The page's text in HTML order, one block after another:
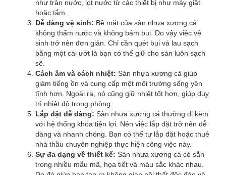
như tràn nước, lọt nước từ các thiết bị như máy giặt
hoặc tắm.
Dễ dàng vệ sinh: Bề mặt của sàn nhựa xương cá
không thấm nước và không bám bụi. Do vậy việc vệ
sinh trở nên đơn giản. Chỉ cần quét bụi và lau sạch
bằng một cái ướt là bạn có thể giữ cho sàn luôn sạch
sẽ.
Cách âm và cách nhiệt: Sàn nhựa xương cá giúp
giảm tiếng ồn và cung cấp một môi trường sống yên
tĩnh hơn. Ngoài ra, nó cũng giữ nhiệt tốt hơn, giúp duy
trì nhiệt độ trong phòng.
Lắp đặt dễ dàng: Sàn nhựa xương cá thường đi kèm
với hệ thống khóa tiện lợi. Nên việc lắp đặt trở nên dễ
dàng và nhanh chóng. Bạn có thể tự lắp đặt hoặc thuê
nhà thầu chuyên nghiệp thực hiện công việc này.
Sự đa dạng về thiết kế: Sàn nhựa xương cá có sẵn
trong nhiều mẫu mã, họa tiết và màu sắc khác nhau.